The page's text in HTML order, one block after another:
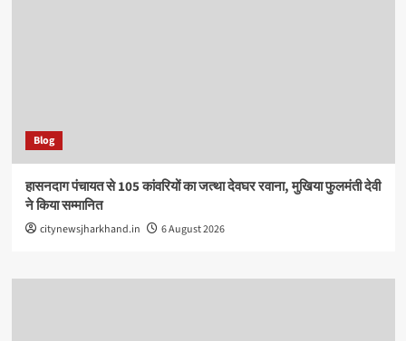
Blog
हासनदाग पंचायत से 105 कांवरियों का जत्था देवघर रवाना, मुखिया फुलमंती देवी
ने किया सम्मानित
citynewsjharkhand.in 6 August 2026